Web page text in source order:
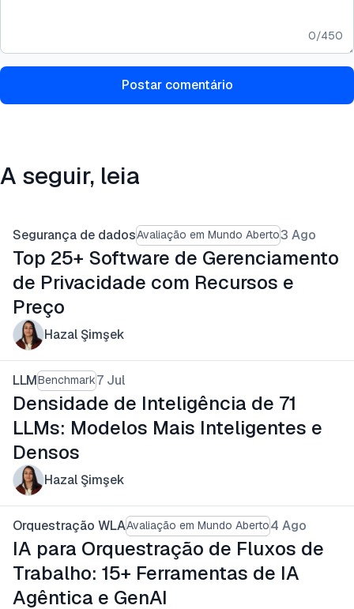
0/450
Postar comentário
A seguir, leia
Segurança de dadosAvaliação em Mundo Aberto3 Ago
Top 25+ Software de Gerenciamento
de Privacidade com Recursos e
Preço
Hazal Şimşek
LLMBenchmark7 Jul
Densidade de Inteligência de 71
LLMs: Modelos Mais Inteligentes e
Densos
Hazal Şimşek
Orquestração WLAAvaliação em Mundo Aberto4 Ago
IA para Orquestração de Fluxos de
Trabalho: 15+ Ferramentas de IA
Agêntica e GenAI